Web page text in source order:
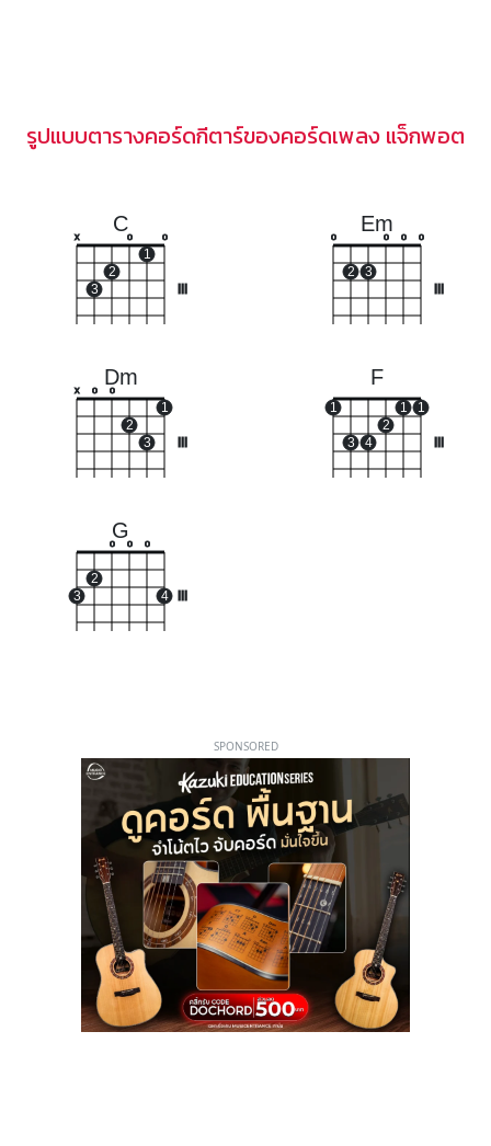
รูปแบบตารางคอร์ดกีตาร์ของคอร์ดเพลง แจ็กพอต
C
x
3
2
o
1
o
Em
o
2 3
o o o
Dm
x o o
2
3
1
F
1
3 4
2
1 1
G
3
2
o o o
4
SPONSORED